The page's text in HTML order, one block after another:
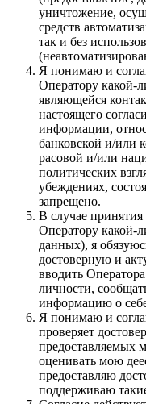
уничтожение,
средств
так и без
Я понимаю и
Оператору какой-
являющейся
настоящего
информации,
банковской и/или
расовой и/или
политических
убеждениях,
запрещено.
В случае
Оператору какой-
данных), я
достоверную и
вводить
личности,
информацию о
Я понимаю и
проверяет
предоставляемых
оценивать мою
предоставляю
поддерживаю